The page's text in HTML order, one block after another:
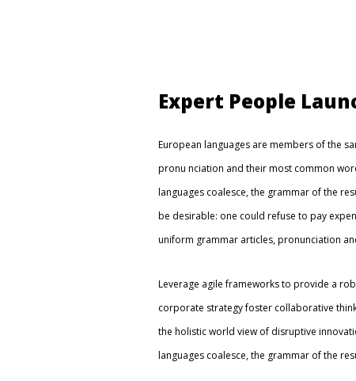
Expert People
European languages are members of the
pronu nciation and their most common
languages coalesce, the grammar of the
be desirable: one could refuse to pay
uniform grammar articles, pronunciation
Leverage agile frameworks to provide a
corporate strategy foster collaborative
the holistic world view of disruptive
languages coalesce, the grammar of the